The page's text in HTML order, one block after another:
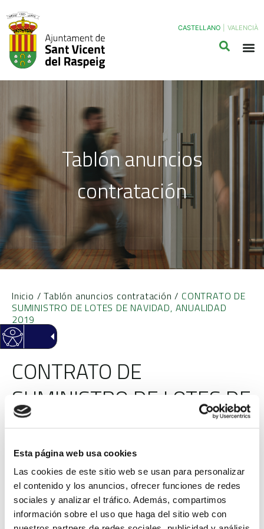
Esta página web usa cookies
Las cookies de este sitio web se usan para personalizar
el contenido y los anuncios, ofrecer funciones de redes
sociales y analizar el tráfico. Además, compartimos
información sobre el uso que haga del sitio web con
CASTELLANO VALENCIÀ
Tablón anuncios
contratación
Inicio /Tablón anuncios contratación / CONTRATO DE
SUMINISTRO DE LOTES DE NAVIDAD, ANUALIDAD
2019
CONTRATO DE
SUMINISTRO DE LOTES DE
NAVIDAD, ANUALIDAD
2019
Objeto
CONTRATO DE
SUMINISTRO DE LOTES
DE NAVIDAD,